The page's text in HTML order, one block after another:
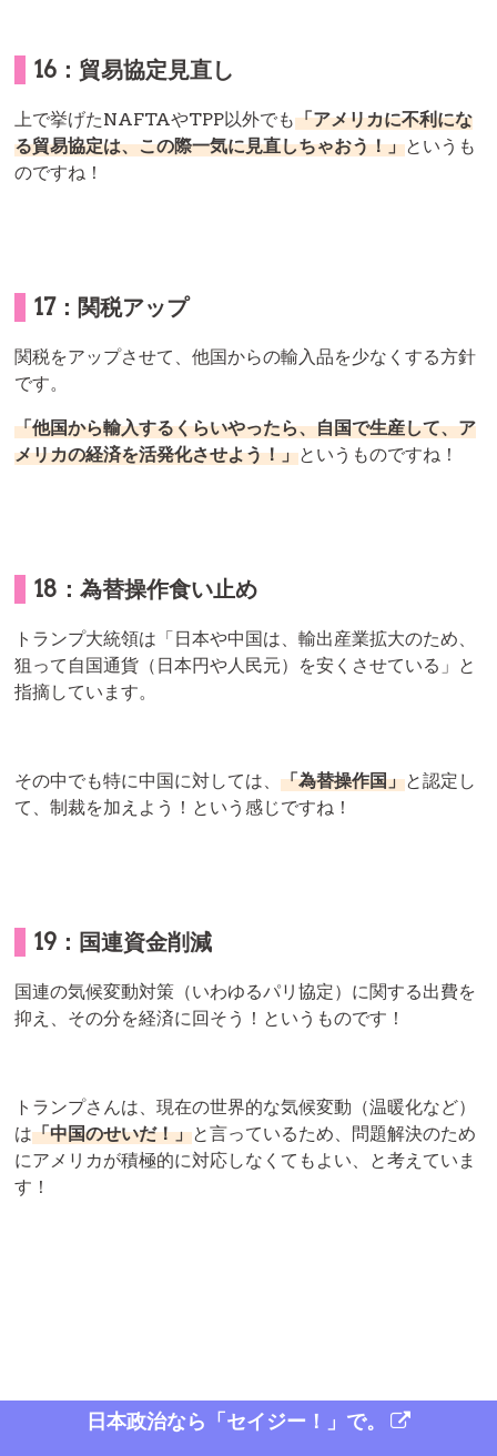
16：貿易協定見直し
上で挙げたNAFTAやTPP以外でも「アメリカに不利にな
る貿易協定は、この際一気に見直しちゃおう！」というも
のですね！
17：関税アップ
関税をアップさせて、他国からの輸入品を少なくする方針
です。
「他国から輸入するくらいやったら、自国で生産して、ア
メリカの経済を活発化させよう！」というものですね！
18：為替操作食い止め
トランプ大統領は「日本や中国は、輸出産業拡大のため、
狙って自国通貨（日本円や人民元）を安くさせている」と
指摘しています。
その中でも特に中国に対しては、「為替操作国」と認定し
て、制裁を加えよう！という感じですね！
19：国連資金削減
国連の気候変動対策（いわゆるパリ協定）に関する出費を
抑え、その分を経済に回そう！というものです！
トランプさんは、現在の世界的な気候変動（温暖化など）
は「中国のせいだ！」と言っているため、問題解決のため
にアメリカが積極的に対応しなくてもよい、と考えていま
す！
日本政治なら「セイジー！」で。